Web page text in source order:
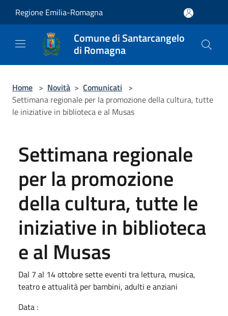
Regione Emilia-Romagna
Comune di Santarcangelo
di Romagna
Home > Novità > Comunicati >
Settimana regionale per la promozione della cultura, tutte
le iniziative in biblioteca e al Musas
Settimana regionale
per la promozione
della cultura, tutte le
iniziative in biblioteca
e al Musas
Dal 7 al 14 ottobre sette eventi tra lettura, musica,
teatro e attualità per bambini, adulti e anziani
Data :